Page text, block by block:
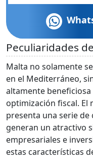
Peculiaridades
Malta no solamente
en el Mediterráneo,
altamente
optimización fiscal.
presenta una serie
generan un atractivo
empresariales e
estas características